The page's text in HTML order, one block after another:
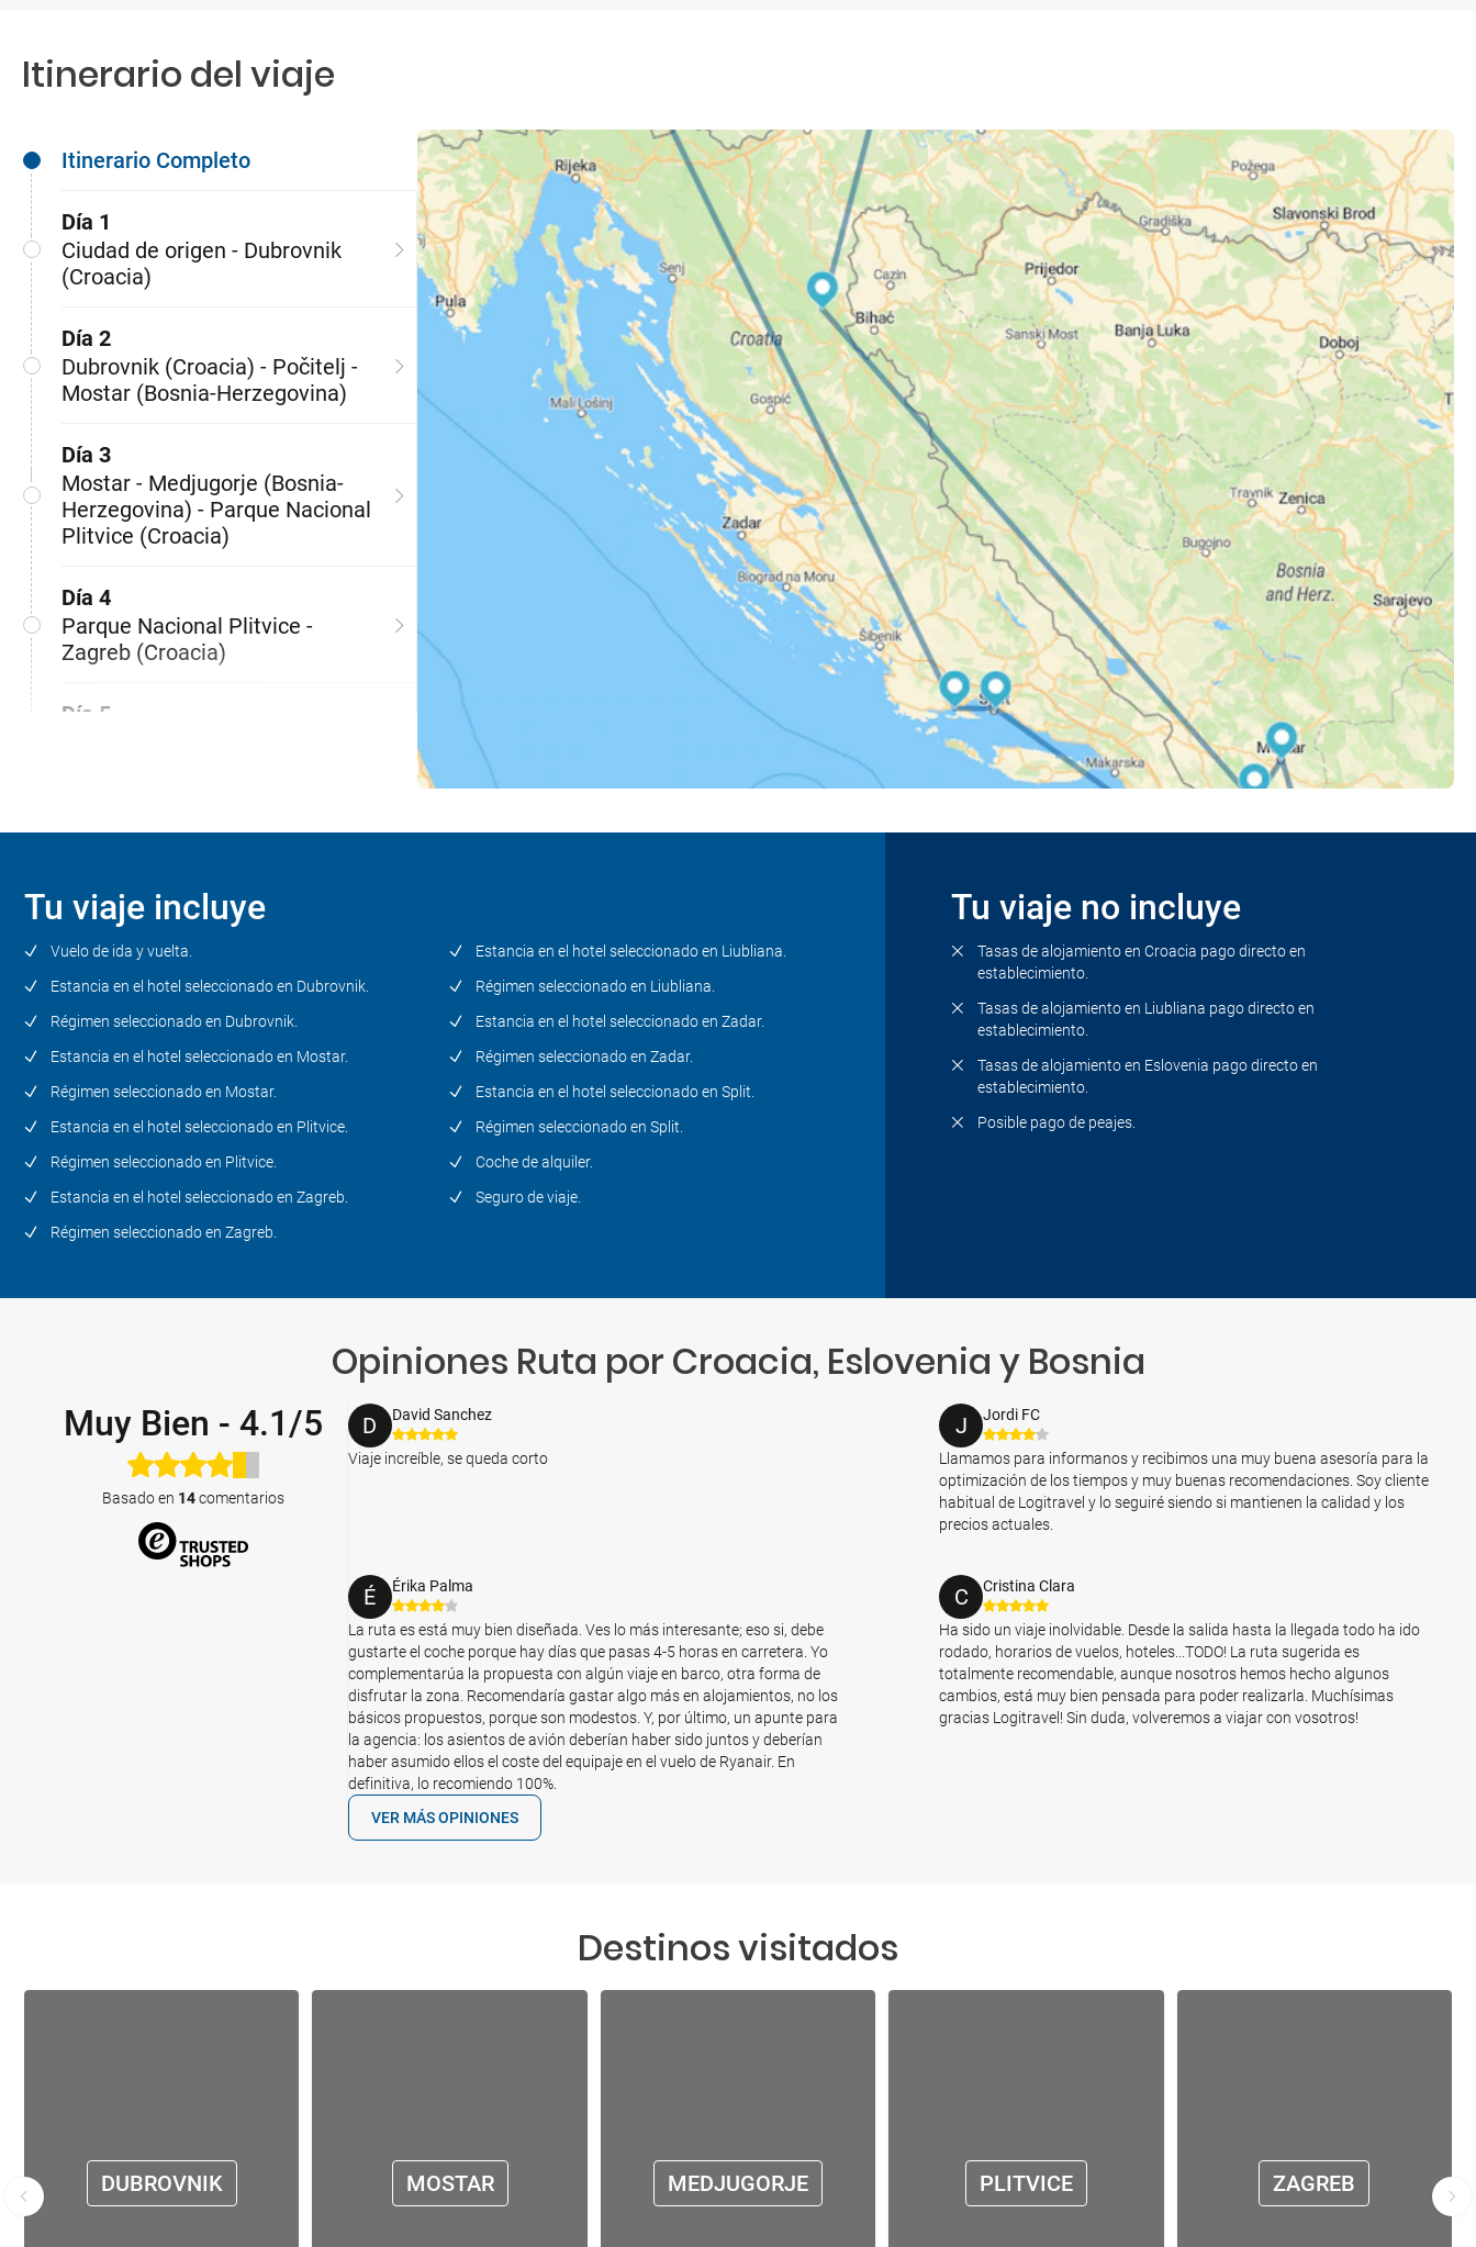
Itinerario del viaje
Itinerario Completo
Día 1
Ciudad de origen - Dubrovnik
(Croacia)
Día 2
Dubrovnik (Croacia) - Počitelj -
Mostar (Bosnia-Herzegovina)
Día 3
Mostar - Medjugorje (Bosnia-
Herzegovina) - Parque Nacional
Plitvice (Croacia)
Día 4
Parque Nacional Plitvice -
Zagreb (Croacia)
Día 5
Día 6
Bohinj) (Eslovenia)
Día 7
(Croacia)
Día 8
Zadar - Trogir - Split (Croacia)
Día 9
Split - Dubrovnik (Croacia)
Dubrovnik (Croacia)
Tu viaje incluye
Vuelo de ida y vuelta.
Estancia en el hotel seleccionado en Dubrovnik.
Régimen seleccionado en Dubrovnik.
Estancia en el hotel seleccionado en Mostar.
Régimen seleccionado en Mostar.
Estancia en el hotel seleccionado en Plitvice.
Régimen seleccionado en Plitvice.
Estancia en el hotel seleccionado en Zagreb.
Régimen seleccionado en Zagreb.
Estancia en el hotel seleccionado en Liubliana.
Régimen seleccionado en Liubliana.
Estancia en el hotel seleccionado en Zadar.
Régimen seleccionado en Zadar.
Estancia en el hotel seleccionado en Split.
Régimen seleccionado en Split.
Coche de alquiler.
Seguro de viaje.
Tu viaje no incluye
Tasas de alojamiento en Croacia pago directo en
establecimiento.
Tasas de alojamiento en Liubliana pago directo en
establecimiento.
Tasas de alojamiento en Eslovenia pago directo en
establecimiento.
Posible pago de peajes.
Opiniones Ruta por Croacia, Eslovenia y Bosnia
Muy Bien - 4.1/5
Basado en 14comentarios
D David Sanchez
Viaje increíble, se queda corto
J Jordi FC
Llamamos para informanos y recibimos una muy buena asesoría para la
optimización de los tiempos y muy buenas recomendaciones. Soy cliente
habitual de Logitravel y lo seguiré siendo si mantienen la calidad y los
precios actuales.
É Érika Palma
La ruta es está muy bien diseñada. Ves lo más interesante; eso si, debe
gustarte el coche porque hay días que pasas 4-5 horas en carretera. Yo
complementarúa la propuesta con algún viaje en barco, otra forma de
disfrutar la zona. Recomendaría gastar algo más en alojamientos, no los
básicos propuestos, porque son modestos. Y, por último, un apunte para
la agencia: los asientos de avión deberían haber sido juntos y deberían
haber asumido ellos el coste del equipaje en el vuelo de Ryanair. En
definitiva, lo recomiendo 100%.
C Cristina Clara
Ha sido un viaje inolvidable. Desde la salida hasta la llegada todo ha ido
rodado, horarios de vuelos, hoteles...TODO! La ruta sugerida es
totalmente recomendable, aunque nosotros hemos hecho algunos
cambios, está muy bien pensada para poder realizarla. Muchísimas
gracias Logitravel! Sin duda, volveremos a viajar con vosotros!
VER MÁS OPINIONES
Destinos visitados
DUBROVNIK MOSTAR MEDJUGORJE PLITVICE ZAGREB